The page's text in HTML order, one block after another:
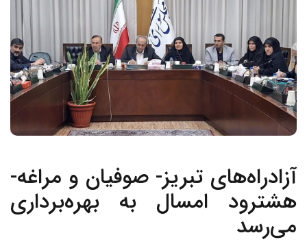
آزادراه‌های تبریز- صوفیان و مراغه-
هشترود امسال به بهره‌برداری
می‌رسد